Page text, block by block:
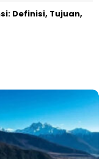
Definisi, Tujuan,